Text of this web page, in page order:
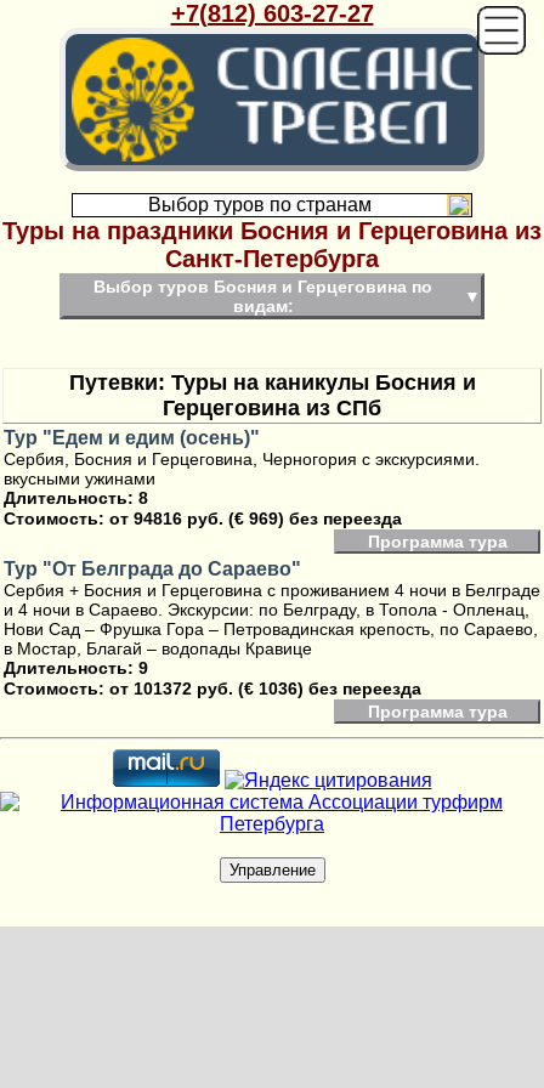
+7(812) 603-27-27
Выбор туров по странам
Туры на праздники Босния и Герцеговина из
Санкт-Петербурга
Выбор туров Босния и Герцеговина по
видам:
▼
Путевки: Туры на каникулы Босния и
Герцеговина из СПб
Тур "Едем и едим (осень)"
Сербия, Босния и Герцеговина, Черногория с экскурсиями.
вкусными ужинами
Длительность: 8
Стоимость: от 94816 руб. (€ 969) без переезда
Программа тура
Тур "От Белграда до Сараево"
Сербия + Босния и Герцеговина с проживанием 4 ночи в Белграде
и 4 ночи в Сараево. Экскурсии: по Белграду, в Топола - Опленац,
Нови Сад – Фрушка Гора – Петровадинская крепость, по Сараево,
в Мостар, Благай – водопады Кравице
Длительность: 9
Стоимость: от 101372 руб. (€ 1036) без переезда
Программа тура